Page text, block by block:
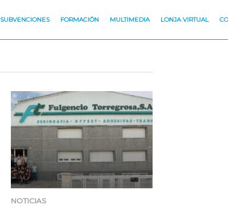
SUBVENCIONES FORMACIÓN MULTIMEDIA LONJA VIRTUAL
NOTICIAS